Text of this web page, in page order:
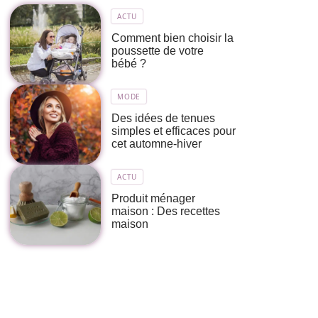
ACTU
Comment bien choisir la
poussette de votre
bébé ?
MODE
Des idées de tenues
simples et efficaces pour
cet automne-hiver
ACTU
Produit ménager
maison : Des recettes
maison